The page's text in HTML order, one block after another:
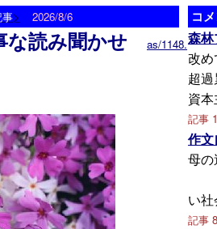
> 2026/8/6
読み聞かせ
as/1148.
コ
森林
改
超過
資
記事
作
母
い
記事